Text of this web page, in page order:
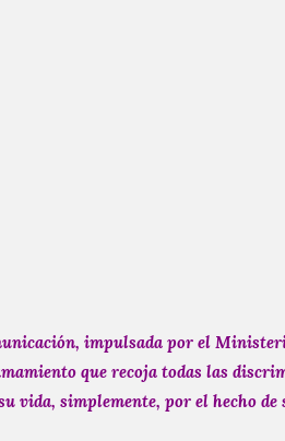
impulsada por el
que recoja todas las
vida, simplemente, por el hecho de